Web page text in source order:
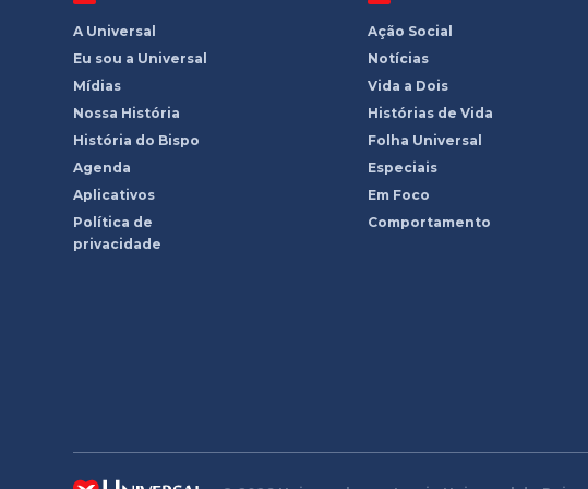
A Universal
Eu sou a Universal
Mídias
Nossa História
História do Bispo
Agenda
Aplicativos
Política de
privacidade
Ação Social
Notícias
Vida a Dois
Histórias de Vida
Folha Universal
Especiais
Em Foco
Comportamento